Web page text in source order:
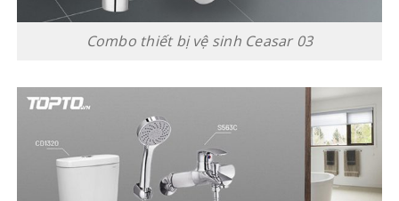
Combo thiết bị vệ sinh Ceasar 03